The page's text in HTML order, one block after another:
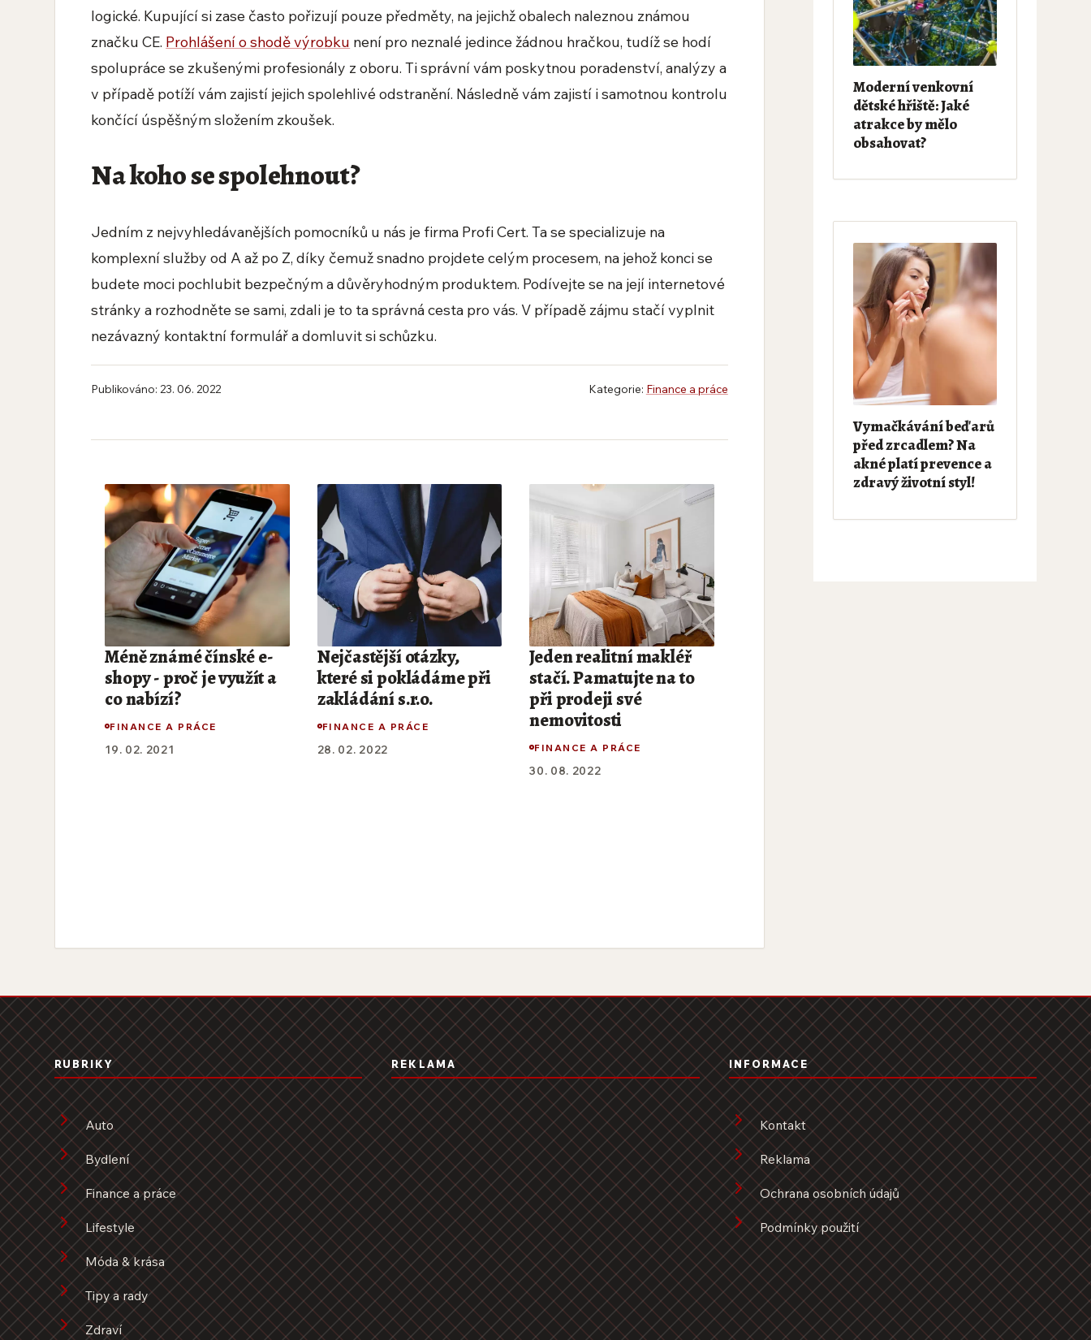
logické. Kupující si zase často pořizují pouze předměty, na jejichž obalech naleznou známou
značku CE. Prohlášení o shodě výrobku není pro neznalé jedince žádnou hračkou, tudíž se hodí
spolupráce se zkušenými profesionály z oboru. Ti správní vám poskytnou poradenství, analýzy a
v případě potíží vám zajistí jejich spolehlivé odstranění. Následně vám zajistí i samotnou kontrolu
končící úspěšným složením zkoušek.
Na koho se spolehnout?
Jedním z nejvyhledávanějších pomocníků u nás je firma Profi Cert. Ta se specializuje na
komplexní služby od A až po Z, díky čemuž snadno projdete celým procesem, na jehož konci se
budete moci pochlubit bezpečným a důvěryhodným produktem. Podívejte se na její internetové
stránky a rozhodněte se sami, zdali je to ta správná cesta pro vás. V případě zájmu stačí vyplnit
nezávazný kontaktní formulář a domluvit si schůzku.
Publikováno: 23. 06. 2022 Kategorie: Finance a práce
Méně známé čínské e-
shopy - proč je využít a
co nabízí?
FINANCE A PRÁCE
19. 02. 2021
Nejčastější otázky,
které si pokládáme při
zakládání s.r.o.
FINANCE A PRÁCE
28. 02. 2022
Jeden realitní makléř
stačí. Pamatujte na to
při prodeji své
nemovitosti
FINANCE A PRÁCE
30. 08. 2022
Moderní venkovní
dětské hřiště: Jaké
atrakce by mělo
obsahovat?
Vymačkávání beďarů
před zrcadlem? Na
akné platí prevence a
zdravý životní styl!
RUBRIKY
Auto
Bydlení
Finance a práce
Lifestyle
Móda & krása
Tipy a rady
Zdraví
REKLAMA INFORMACE
Kontakt
Reklama
Ochrana osobních údajů
Podmínky použití